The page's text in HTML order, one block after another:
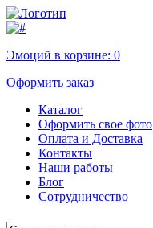
Эмоций в корзине: 0
Оформить заказ
Каталог
Оформить свое фото
Оплата и Доставка
Контакты
Наши работы
Блог
Сотрудничество